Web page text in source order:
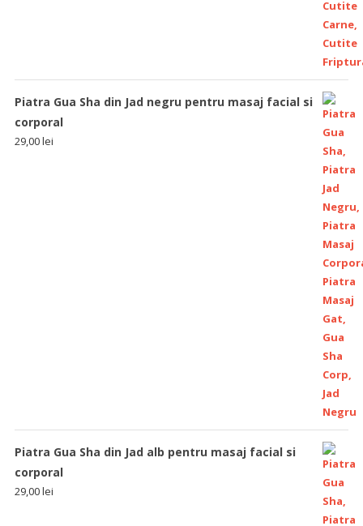
Piatra Gua Sha din Jad negru pentru masaj facial si
corporal
29,00lei
Piatra Gua Sha din Jad alb pentru masaj facial si
corporal
29,00lei